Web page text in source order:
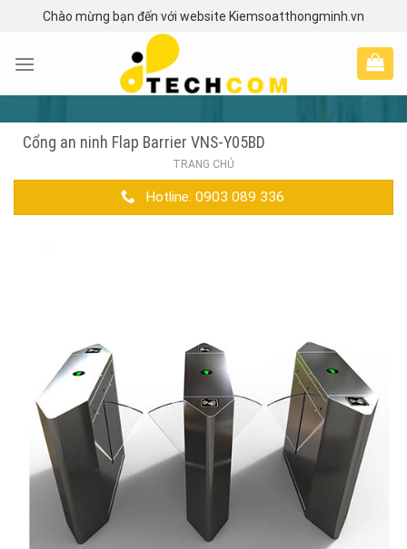
content
Chào mừng bạn đến với website Kiemsoatthongminh.vn
Cổng an ninh Flap Barrier VNS-Y05BD
TRANG CHỦ
Hotline: 0903 089 336